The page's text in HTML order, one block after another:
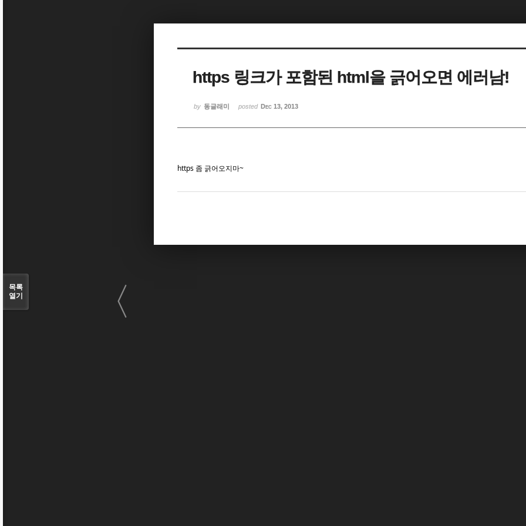
https 링크가 포함된 html을 긁어오면 에러남!
by 동글래미 posted Dec 13, 2013
https 좀 긁어오지마~
〈
목록
열기
Sketchbook5, 스케치북5
Sketchbook5, 스케치북5
Sketchbook5, 스케치북5
Sketchbook5, 스케치북5